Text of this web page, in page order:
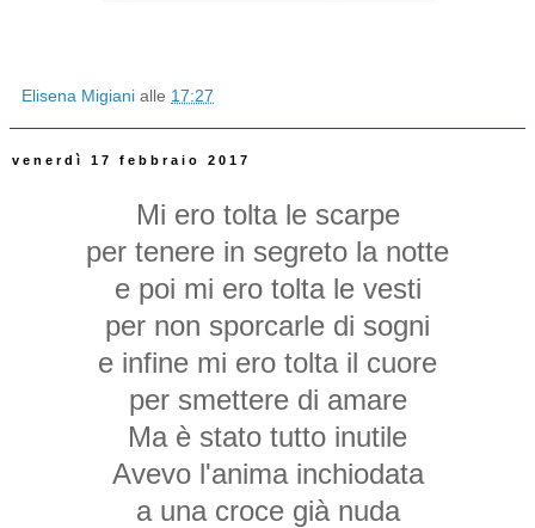
Elisena Migiani alle 17:27
venerdì 17 febbraio 2017
Mi ero tolta le scarpe
per tenere in segreto la notte
e poi mi ero tolta le vesti
per non sporcarle di sogni
e infine mi ero tolta il cuore
per smettere di amare
Ma è stato tutto inutile
Avevo l'anima inchiodata
a una croce già nuda